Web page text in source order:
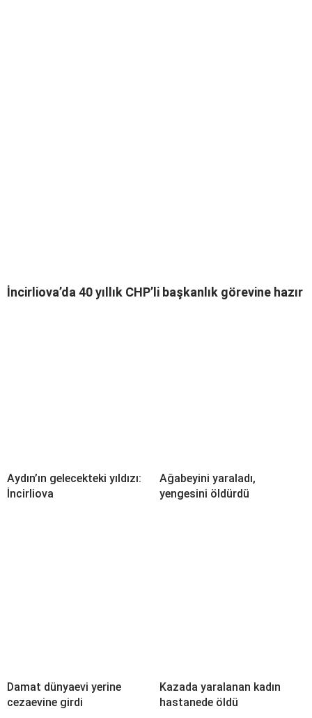
İncirliova’da 40 yıllık CHP’li başkanlık görevine hazır
Aydın’ın gelecekteki yıldızı:
İncirliova
Ağabeyini yaraladı,
yengesini öldürdü
Damat dünyaevi yerine
cezaevine girdi
Kazada yaralanan kadın
hastanede öldü